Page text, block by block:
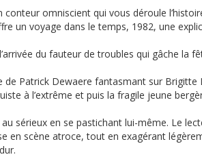
omniscient qui vous déroule
un voyage dans le temps, 1982, une
du fauteur de troubles qui gâche la
Patrick Dewaere fantasmant sur Brigitte
à l’extrême et puis la fragile jeune
au sérieux en se pastichant lui-même. Le
en scène atroce, tout en exagérant